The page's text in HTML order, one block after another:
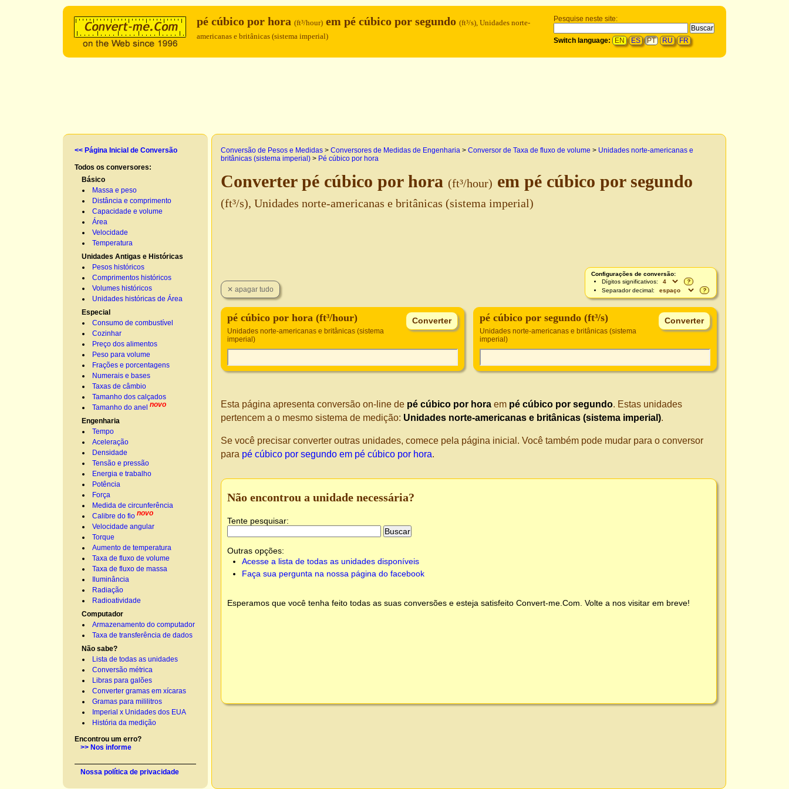
Pesquise neste site:
Switch language: EN ES PT RU FR
pé cúbico por hora (ft³/hour) em pé cúbico por segundo (ft³/s), Unidades norte-
americanas e britânicas (sistema imperial)
<< Página Inicial de Conversão
Todos os conversores:
Básico
Massa e peso
Distância e comprimento
Capacidade e volume
Área
Velocidade
Temperatura
Unidades Antigas e Históricas
Pesos históricos
Comprimentos históricos
Volumes históricos
Unidades históricas de Área
Especial
Consumo de combustível
Cozinhar
Preço dos alimentos
Peso para volume
Frações e porcentagens
Numerais e bases
Taxas de câmbio
Tamanho dos calçados
Tamanho do anel novo
Engenharia
Tempo
Aceleração
Densidade
Tensão e pressão
Energia e trabalho
Potência
Força
Medida de circunferência
Calibre do fio novo
Velocidade angular
Torque
Aumento de temperatura
Taxa de fluxo de volume
Taxa de fluxo de massa
Iluminância
Radiação
Radioatividade
Computador
Armazenamento do computador
Taxa de transferência de dados
Não sabe?
Lista de todas as unidades
Conversão métrica
Libras para galões
Converter gramas em xícaras
Gramas para mililitros
Imperial x Unidades dos EUA
História da medição
Encontrou um erro?
>> Nos informe
Nossa política de privacidade
Conversão de Pesos e Medidas > Conversores de Medidas de Engenharia > Conversor de Taxa de fluxo de volume > Unidades norte-americanas e
britânicas (sistema imperial) > Pé cúbico por hora
Converter pé cúbico por hora (ft³/hour) em pé cúbico por segundo
(ft³/s), Unidades norte-americanas e britânicas (sistema imperial)
Configurações de conversão:
Dígitos significativos:
?
Separador decimal:
?
pé cúbico por hora (ft³/hour)
Unidades norte-americanas e britânicas (sistema
imperial)
pé cúbico por segundo (ft³/s)
Unidades norte-americanas e britânicas (sistema
imperial)
Esta página apresenta conversão on-line de pé cúbico por hora em pé cúbico por segundo. Estas unidades
pertencem a o mesmo sistema de medição: Unidades norte-americanas e britânicas (sistema imperial).
Se você precisar converter outras unidades, comece pela página inicial. Você também pode mudar para o conversor
para pé cúbico por segundo em pé cúbico por hora.
Não encontrou a unidade necessária?
Tente pesquisar:
Outras opções:
Acesse a lista de todas as unidades disponíveis
Faça sua pergunta na nossa página do facebook
Esperamos que você tenha feito todas as suas conversões e esteja satisfeito Convert-me.Com . Volte a nos visitar em breve!